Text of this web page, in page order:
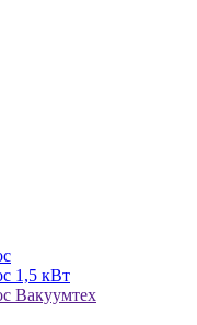
1,5 кВт
Вакуумтех